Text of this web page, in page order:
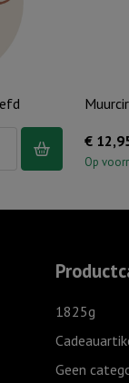
€
Op
1825g
Geen